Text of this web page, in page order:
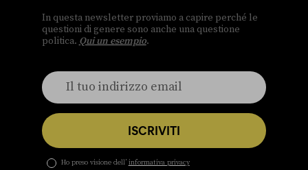
In questa newsletter proviamo a capire perché le
questioni di genere sono anche una questione
politica. Qui un esempio.
ISCRIVITI
Ho preso visione dell’ informativa privacy